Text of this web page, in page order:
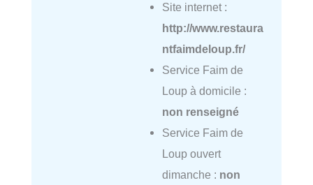
Site internet :
http://www.restaura
ntfaimdeloup.fr/
Service Faim de
Loup à domicile :
non renseigné
Service Faim de
Loup ouvert
dimanche : non